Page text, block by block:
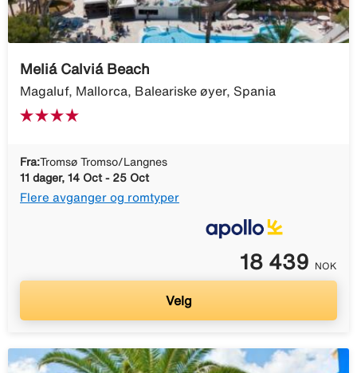
Meliá Calviá Beach
Magaluf, Mallorca, Baleariske øyer, Spania
Fra:Tromsø Tromso/Langnes
11 dager, 14 Oct - 25 Oct
Flere avganger og romtyper
18 439 NOK
Velg